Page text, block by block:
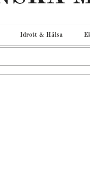
Idrott & Hälsa